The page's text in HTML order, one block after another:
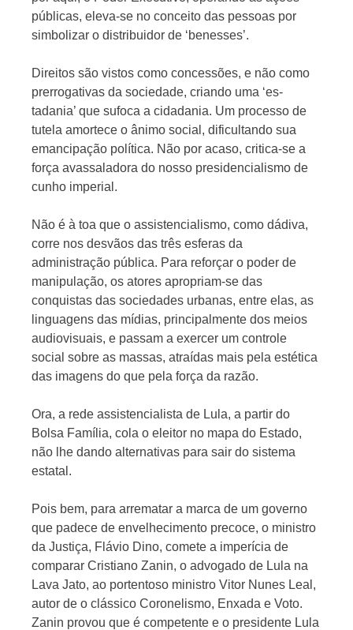
públicas, eleva-se no conceito das pessoas por
simbolizar o distribuidor de ‘benesses’.
Direitos são vistos como concessões, e não como
prerrogativas da sociedade, criando uma ‘es­
tadania’ que sufoca a cidadania. Um processo de
tutela amortece o ânimo social, dificultando sua
emancipação política. Não por acaso, critica-se a
força avassaladora do nosso presidencialismo de
cunho imperial.
Não é à toa que o assistencialismo, como dádiva,
corre nos des­vãos das três esferas da
administração pública. Para reforçar o poder de
manipulação, os atores apropriam-se das
conquistas das socieda­des urbanas, entre elas, as
linguagens das mídias, principalmente dos meios
audiovisuais, e passam a exercer um controle
social sobre as massas, atraídas mais pela estética
das imagens do que pela força da razão.
Ora, a rede assistencialista de Lula, a partir do
Bolsa Família, cola o eleitor no mapa do Estado,
não lhe dando alternativas para sair do sistema
estatal.
Pois bem, para arrematar a marca de um governo
que padece de envelhecimento precoce, o ministro
da Justiça, Flávio Dino, comete a imperícia de
comparar Cristiano Zanin, o advogado de Lula na
Lava Jato, ao portentoso ministro Vitor Nunes Leal,
autor de o clássico Coronelismo, Enxada e Voto.
Zanin provou que é competente e o presidente Lula